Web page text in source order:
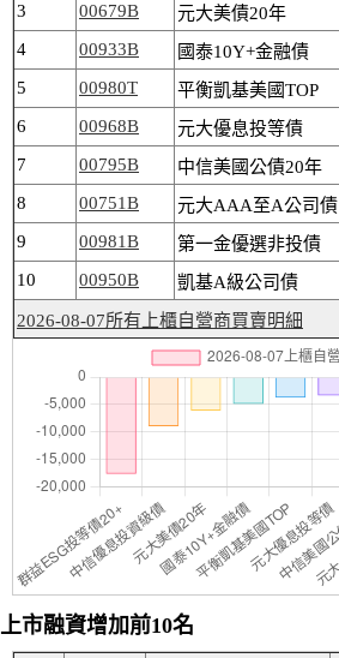
3
00679B 元大美債20年
4
00933B 國泰10Y+金融債
5
00980T 平衡凱基美國TOP
6
00968B 元大優息投等債
7
00795B 中信美國公債20年
8
00751B 元大AAA至A公司債
9
00981B 第一金優選非投債
10
00950B 凱基A級公司債
2026-08-07所有上櫃自營商買賣明細
上市融資增加前10名